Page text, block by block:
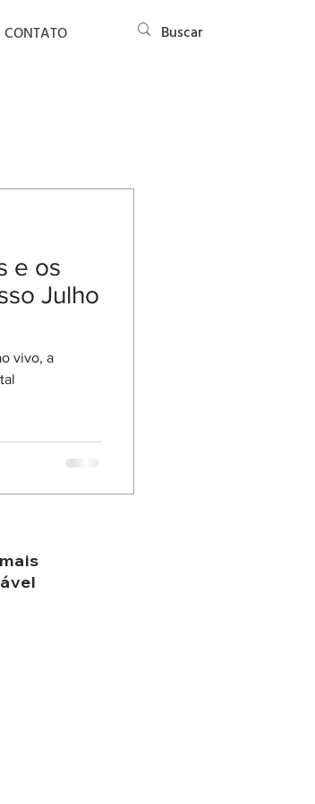
CONTATO
e os
Julho
vivo, a